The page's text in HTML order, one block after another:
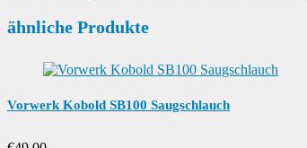
ähnliche Produkte
Vorwerk Kobold SB100 Saugschlauch